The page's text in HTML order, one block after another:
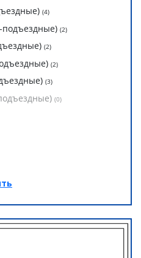
(4)
(2)
(2)
(2)
(3)
(0)